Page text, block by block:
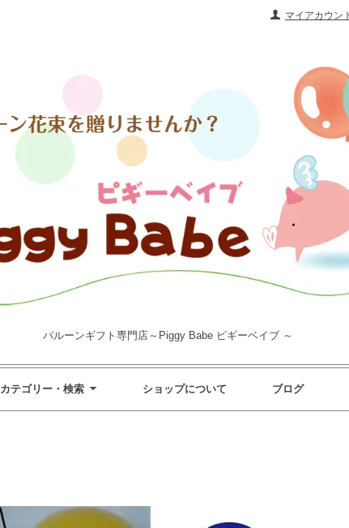
マイアカウン
バルーンギフト専門店～Piggy Babe ピギーベイブ ～
カテゴリー・検索 ショップについて ブログ